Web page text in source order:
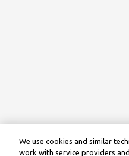
We use cookies and similar
work with service providers